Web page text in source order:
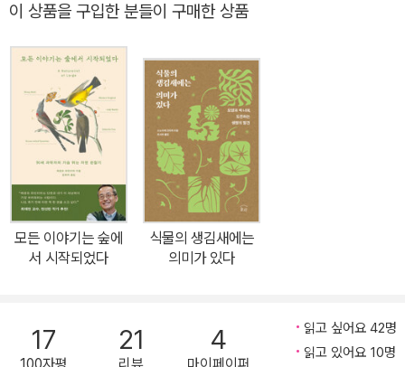
서 그들의 소통법은 인간보다 훨씬 뛰어나다. 이 책에서 우리는 체내
수정을 해 알이 아닌 새끼를 낳는 대서양 몰리(물고기)에서부터 자신
을 노리는 천적을 속이기 위한 암호를 발신하는 지빠귀, 특정 주파수
에 반응해 방향을 바꾸는 옥수수 뿌리, 공중변소를 이용해 정보를 공
유하는 토끼, 눈 대신 세포를 이용해 시각정보를 받아들이는 플라나
리아까지, 기상천외한 생물들의, 더 기상천외한 소통의 기술을 만나
게 된다. 의사소통은 인간의 발명품이 아니다. 그것은 이미 생명이 시
작된 이래 지구의 모든 생명체를 연결해주었다. 꽃은 특정 시각 신호
를 보내면 수분할 확률이 아주 높다는 것을 확실히 ‘알고’ 있다. 이런
‘자연의 언어’를 꿰뚫어 보는 시선은 이 책을 다 읽고 난 후 놀라운 통
면 당신은 아직 제대로 귀 기울여 듣지 않았다! 지구에서 살아가는 모
든 동물과 식물은 다양한 방식으로 서로 소통한다. 그렇다면 도대체
이 상품을 구입한 분들이 구매한 상품
모든 이야기는 숲에
서 시작되었다
식물의 생김새에는
의미가 있다
17 21 4
읽고 싶어요 42명
읽고 있어요 10명